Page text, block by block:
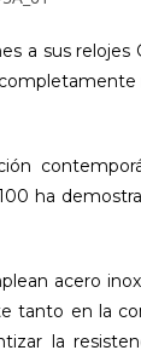
a sus relojes
ha
acero
tanto en la
la